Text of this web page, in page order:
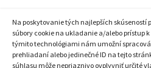
Na poskytovanie tých najlepších skúseností
súbory cookie na ukladanie a/alebo prístup
týmito technológiami nám umožní
prehliadaní alebo jedinečné ID na tejto
súhlasu môže nepriaznivo ovplyvniť určité
Zásady ochrany